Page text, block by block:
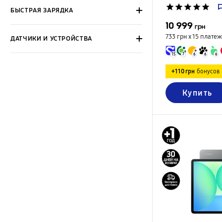
БЫСТРАЯ ЗАРЯДКА
ДАТЧИКИ И УСТРОЙСТВА
star star star star star
10 999 грн
733 грн х 15
15 7 6 6 6
+110 грн бонусов
Купить